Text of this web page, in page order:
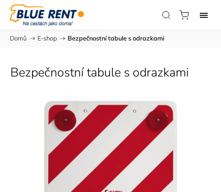
Domů / E-shop / Bezpečnostní tabule s odrazkami
Bezpečnostní tabule s odrazkami